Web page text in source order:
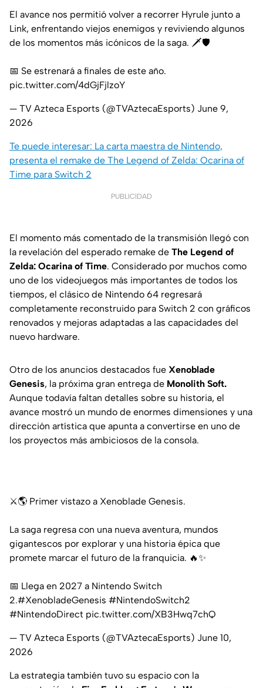
El avance nos permitió volver a recorrer Hyrule junto a
Link, enfrentando viejos enemigos y reviviendo algunos
de los momentos más icónicos de la saga. 🗡️🛡️
📅 Se estrenará a finales de este año.
pic.twitter.com/4dGjFjlzoY
— TV Azteca Esports (@TVAztecaEsports) June 9,
2026
Te puede interesar: La carta maestra de Nintendo,
presenta el remake de The Legend of Zelda: Ocarina of
Time para Switch 2
PUBLICIDAD
El momento más comentado de la transmisión llegó con
la revelación del esperado remake de The Legend of
Zelda: Ocarina of Time. Considerado por muchos como
uno de los videojuegos más importantes de todos los
tiempos, el clásico de Nintendo 64 regresará
completamente reconstruido para Switch 2 con gráficos
renovados y mejoras adaptadas a las capacidades del
nuevo hardware.
Otro de los anuncios destacados fue Xenoblade
Genesis, la próxima gran entrega de Monolith Soft.
Aunque todavía faltan detalles sobre su historia, el
avance mostró un mundo de enormes dimensiones y una
dirección artística que apunta a convertirse en uno de
los proyectos más ambiciosos de la consola.
⚔️🌎 Primer vistazo a Xenoblade Genesis.
La saga regresa con una nueva aventura, mundos
gigantescos por explorar y una historia épica que
promete marcar el futuro de la franquicia. 🔥✨
📅 Llega en 2027 a Nintendo Switch
2.#XenobladeGenesis #NintendoSwitch2
#NintendoDirect pic.twitter.com/XB3Hwq7chQ
— TV Azteca Esports (@TVAztecaEsports) June 10,
2026
La estrategia también tuvo su espacio con la